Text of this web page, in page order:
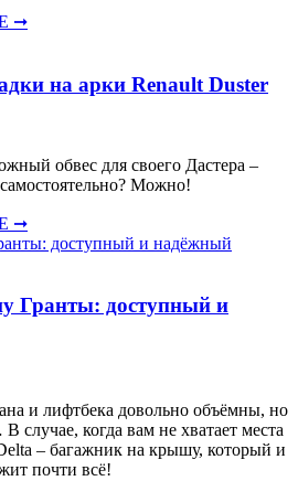
➞
на арки Renault Duster
обвес для своего Дастера –
Можно!
➞
Гранты: доступный и
и лифтбека довольно объёмны, но
случае, когда вам не хватает места
– багажник на крышу, который и
почти всё!